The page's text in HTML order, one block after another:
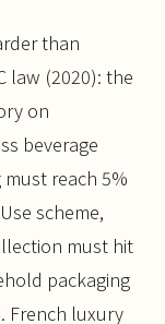
than
law (2020): the
on
beverage
reach 5%
scheme,
must hit
packaging
French luxury